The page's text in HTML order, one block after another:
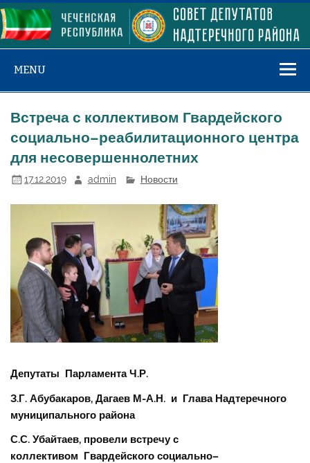
Skip
to
content
MENU
Встреча с коллективом Гвардейского
социально–реабилитационного центра
для несовершеннолетних
17.12.2019 admin Новости
Депутаты Парламента Ч.Р.
З.Г. Абубакаров, Дагаев М-А.Н. и Глава Надтеречного
муниципального района
С.С. Убайтаев, провели встречу с
коллективом Гвардейского социально–